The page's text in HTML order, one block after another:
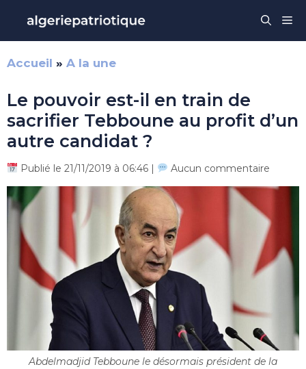
contenu
Accueil » A la une
Le pouvoir est-il en train de
sacrifier Tebboune au profit d’un
autre candidat ?
Publié le 21/11/2019 à 06:46 | Aucun commentaire
Abdelmadjid Tebboune le désormais président de la